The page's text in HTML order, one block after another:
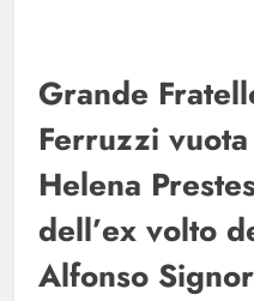
Grande
Ferruzzi
Helena
dell’ex volto
Alfonso